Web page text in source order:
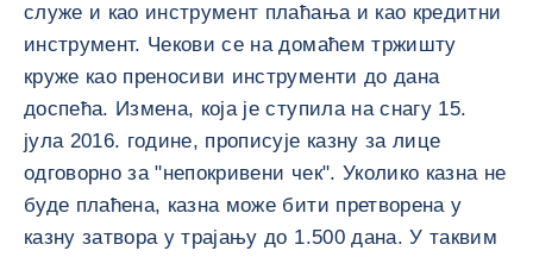
служе и као инструмент плаћања и као кредитни
инструмент. Чекови се на домаћем тржишту
круже као преносиви инструменти до дана
доспећа. Измена, која је ступила на снагу 15.
јула 2016. године, прописује казну за лице
одговорно за "непокривени чек". Уколико казна не
буде плаћена, казна може бити претворена у
казну затвора у трајању до 1.500 дана. У таквим